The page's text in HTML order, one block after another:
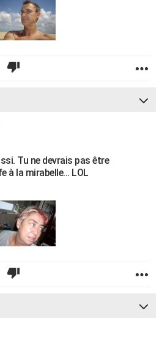
Tu ne devrais pas être
à la mirabelle... LOL